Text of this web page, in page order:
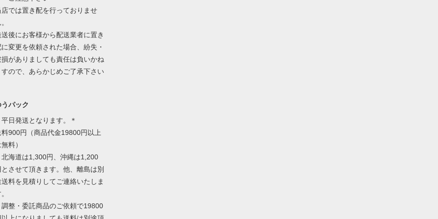
店では置き配を行っておりませ
送後にお客様から配送業者に置き
変更を依頼された場合、紛失・
損がありましても責任は負いかね
すので、あらかじめご了承下さい
パック
日発送となります。＊
料900円（商品代金19800円以上
料）
北海道は1,300円、沖縄は1,200
とさせて頂きます。他、離島は別
送料を見積りしてご連絡いたしま
調整・委託商品のご依頼で19800